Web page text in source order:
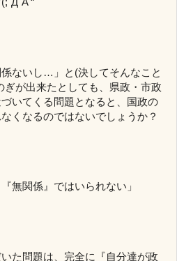
ないし…」と(決してそんなこと
ぎが出来たとしても、県政・市政
いてくる問題となると、国政の
くなるのではないでしょうか？
無関係』ではいられない」
た問題は、完全に『自分達が政